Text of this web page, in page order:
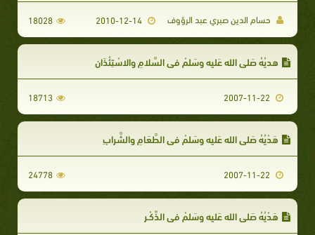
حسام الدين صبري عبد الرؤوف 2010-12-14
18028
هديُهُ صَلى الله عَليه وسَلمْ في السَّلامِ والاسْتِئْذَانِ
18713
هَدْيُهُ صَلى الله عَليه وسَلمْ في الطَّعَامِ والشَّرابِ
24778
هَدْيُهُ صَلى الله عَليه وسَلمْ في الذِّكْـرِ